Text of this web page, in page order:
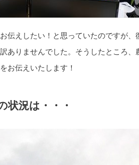
伝えしたい！と思っていたのですが、
ありませんでした。そうしたところ、
お伝えいたします！
状況は・・・